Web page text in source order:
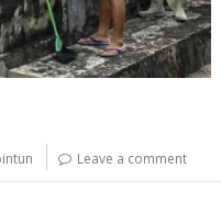
Leave a comment